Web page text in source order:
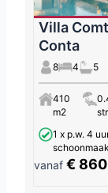
Villa
Conta
8 4 5
410
m2
1 x p.w. 4
schoonmaak
vanaf€